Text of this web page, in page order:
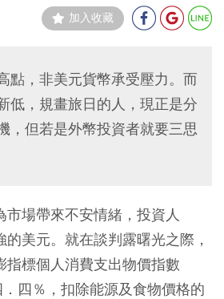
加入收藏
點，非美元貨幣承受壓力。而
低，規畫旅日的人，現正是分
，但若是外幣投資者就要三思
市場帶來不安情緒，投資人
的美元。就在談判露曙光之際，
指標個人消費支出物價指數
．四％，扣除能源及食物價格的